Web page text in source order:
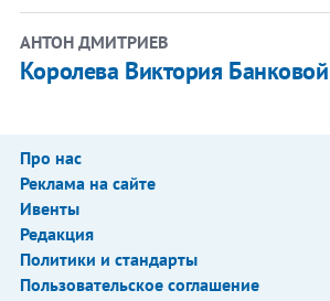
АНТОН ДМИТРИЕВ
Королева Виктория Банковой
Про нас
Реклама на сайте
Ивенты
Редакция
Политики и стандарты
Пользовательское соглашение